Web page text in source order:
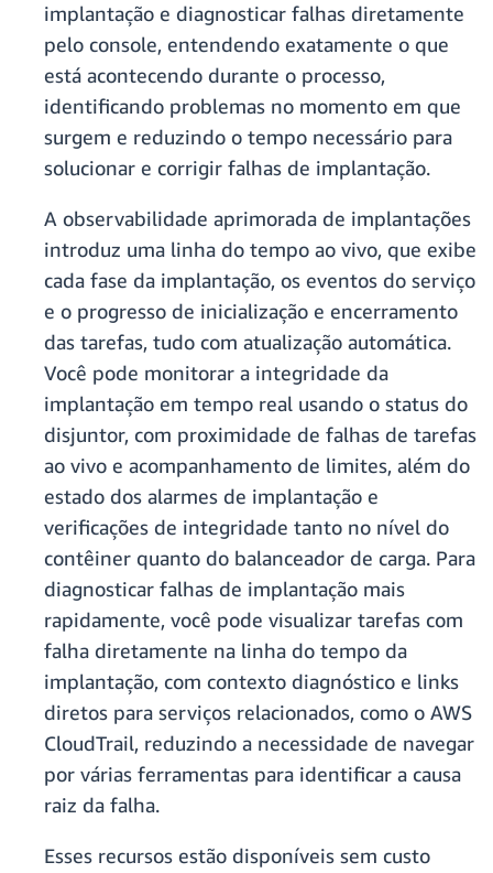
implantação e diagnosticar falhas diretamente
pelo console, entendendo exatamente o que
está acontecendo durante o processo,
identificando problemas no momento em que
surgem e reduzindo o tempo necessário para
solucionar e corrigir falhas de implantação.
A observabilidade aprimorada de implantações
introduz uma linha do tempo ao vivo, que exibe
cada fase da implantação, os eventos do serviço
e o progresso de inicialização e encerramento
das tarefas, tudo com atualização automática.
Você pode monitorar a integridade da
implantação em tempo real usando o status do
disjuntor, com proximidade de falhas de tarefas
ao vivo e acompanhamento de limites, além do
estado dos alarmes de implantação e
verificações de integridade tanto no nível do
contêiner quanto do balanceador de carga. Para
diagnosticar falhas de implantação mais
rapidamente, você pode visualizar tarefas com
falha diretamente na linha do tempo da
implantação, com contexto diagnóstico e links
diretos para serviços relacionados, como o AWS
CloudTrail, reduzindo a necessidade de navegar
por várias ferramentas para identificar a causa
raiz da falha.
Esses recursos estão disponíveis sem custo